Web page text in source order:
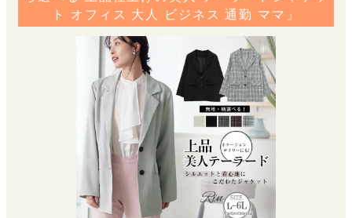
ト オフィス 大人 ビジネス 通勤 ママ」